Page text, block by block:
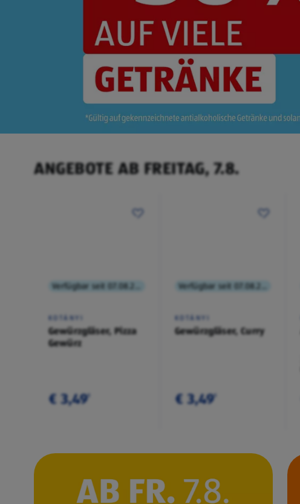
ANGEBOTE AB FREITAG, 7.8.
KOTÁNYI
Gewürzgläser, Pizza
Gewürz
€ 3,49¹
KOTÁNYI
Gewürzgläser, Curry
€ 3,49¹